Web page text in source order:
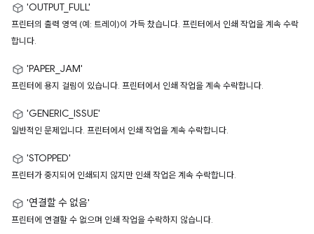
'OUTPUT_FULL'
프린터의 출력 영역 (예: 트레이)이 가득 찼습니다. 프린터에서 인쇄 작업을 계속 수락
합니다.
'PAPER_JAM'
프린터에 용지 걸림이 있습니다. 프린터에서 인쇄 작업을 계속 수락합니다.
'GENERIC_ISSUE'
일반적인 문제입니다. 프린터에서 인쇄 작업을 계속 수락합니다.
'STOPPED'
프린터가 중지되어 인쇄되지 않지만 인쇄 작업은 계속 수락합니다.
'연결할 수 없음'
프린터에 연결할 수 없으며 인쇄 작업을 수락하지 않습니다.